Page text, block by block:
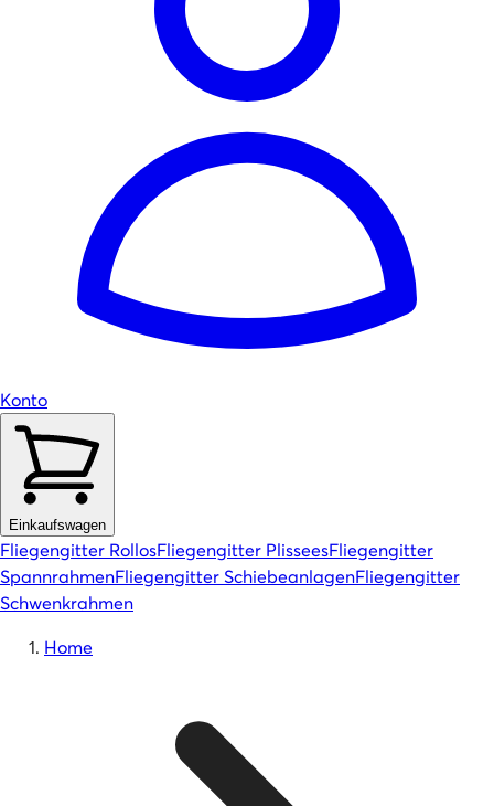
Konto
Einkaufswagen
Fliegengitter RollosFliegengitter PlisseesFliegengitter
SpannrahmenFliegengitter SchiebeanlagenFliegengitter
Schwenkrahmen
Home